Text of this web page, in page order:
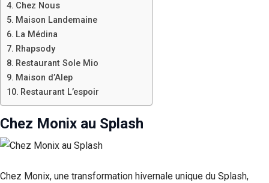
Chez Nous
Maison Landemaine
La Médina
Rhapsody
Restaurant Sole Mio
Maison d’Alep
Restaurant L’espoir
Chez Monix au Splash
Chez Monix, une transformation hivernale unique du Splash,